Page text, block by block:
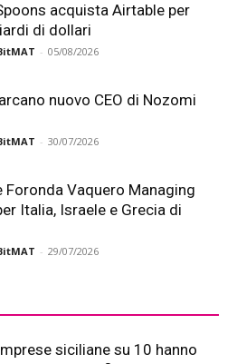
acquista Airtable per
di dollari
- 05/08/2026
nuovo CEO di Nozomi
- 30/07/2026
Foronda Vaquero Managing
Italia, Israele e Grecia di
- 29/07/2026
siciliane su 10 hanno